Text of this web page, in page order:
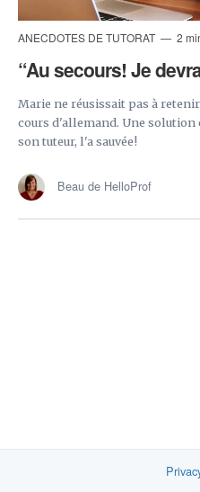
ANECDOTES DE TUTORAT 2
“Au secours! Je
Marie ne réusissait pas à
cours d'allemand. Une solution
son tuteur, l'a sauvée!
Beau de HelloProf